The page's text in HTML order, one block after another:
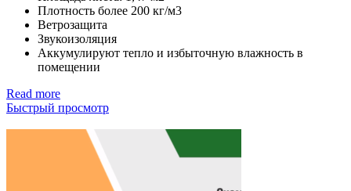
Плотность более 200 кг/м3
Ветрозащита
Звукоизоляция
Аккумулируют тепло и избыточную влажность в
помещении
Read more
Быстрый просмотр